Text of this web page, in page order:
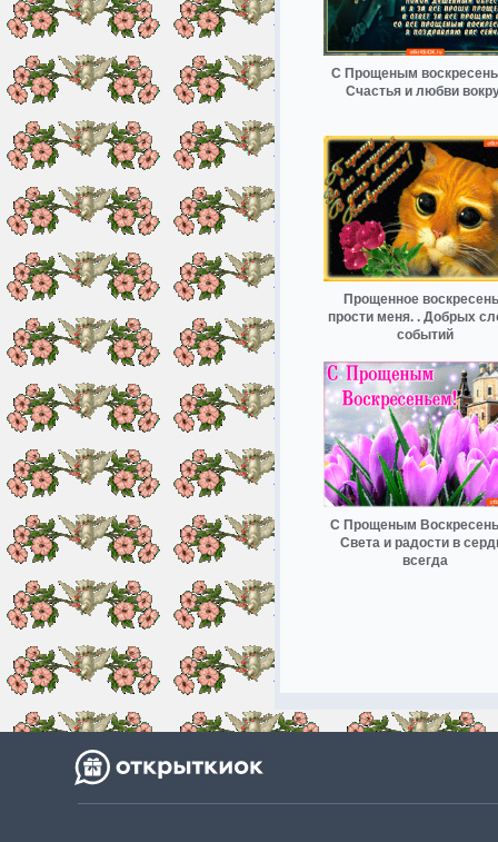
С Прощеным
Счастья и любви
Прощенное
прости меня. . Добрых
событий
С Прощеным
Света и радости в
всегда